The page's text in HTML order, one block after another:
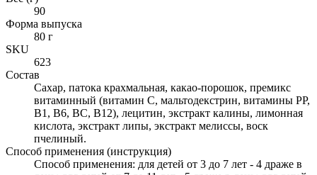
90
Форма выпуска
80 г
SKU
623
Состав
Сахар, патока крахмальная, какао-порошок, премикс
витаминный (витамин С, мальтодекстрин, витамины РР,
В1, В6, ВС, В12), лецитин, экстракт калины, лимонная
кислота, экстракт липы, экстракт мелиссы, воск
пчелиный.
Способ применения (инструкция)
Способ применения: для детей от 3 до 7 лет - 4 драже в